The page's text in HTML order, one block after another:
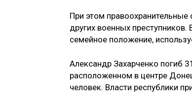
При этом
других военных
семейное положение,
Александр Захарченко погиб
расположенном в центре
человек. Власти республики